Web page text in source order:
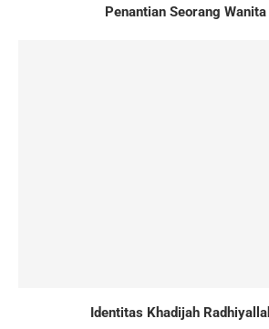
Penantian Seorang
Identitas Khadijah